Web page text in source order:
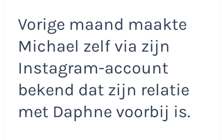
Vorige maand maakte
Michael zelf via zijn
Instagram-account
bekend dat zijn relatie
met Daphne voorbij is.